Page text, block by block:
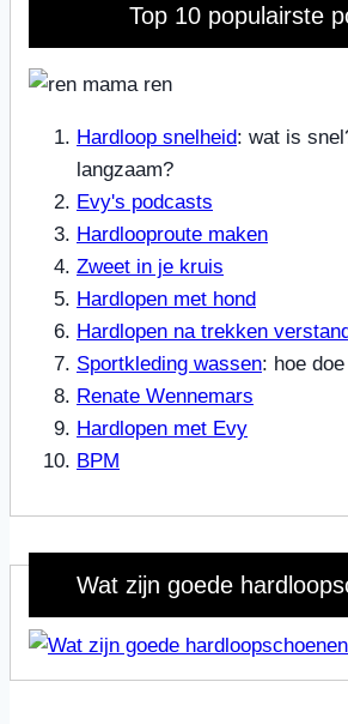
Top 10 populairste
Hardloop snelheid: wat is
langzaam?
Evy's podcasts
Hardlooproute maken
Zweet in je kruis
Hardlopen met hond
Hardlopen na trekken
Sportkleding wassen: hoe
Renate Wennemars
Hardlopen met Evy
BPM
Wat zijn goede